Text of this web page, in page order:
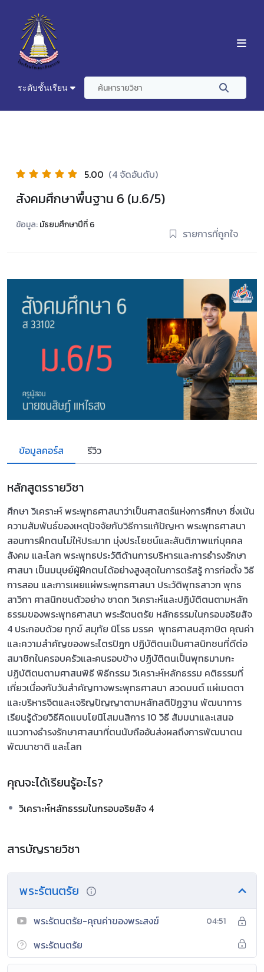
ระดับชั้นเรียน
5.00 (4 จัดอันดับ)
สังคมศึกษาพื้นฐาน 6 (ม.6/5)
ข้อมูล:มัธยมศึกษาปีที่ 6
รายการที่ถูกใจ
ข้อมูลคอร์ส รีวิว
หลักสูตรรายวิชา
ศึกษา วิเคราะห์ พระพุทธศาสนาว่าเป็นศาสตร์แห่งการศึกษา ซึ่งเน้น
ความสัมพันธ์ของเหตุปัจจัยกับวิธีการแก้ปัญหา พระพุทธศาสนา
สอนการฝึกตนไม่ให้ประมาท มุ่งประโยชน์และสันติภาพแก่บุคคล
สังคม และโลก พระพุทธประวัติด้านการบริหารและการธำรงรักษา
ศาสนา เป็นมนุษย์ผู้ฝึกตนได้อย่างสูงสุดในการตรัสรู้ การก่อตั้ง วิธี
การสอน และการเผยแผ่พระพุทธศาสนา ประวัติพุทธสาวก พุทธ
สาวิกา ศาสนิกชนตัวอย่าง ชาดก วิเคราะห์และปฏิบัติตนตามหลัก
ธรรมของพระพุทธศาสนา พระรัตนตรัย หลักธรรมในกรอบอริยสัจ
4 ประกอบด้วย ทุกข์ สมุทัย นิโรธ มรรค พุทธศาสนสุภาษิต คุณค่า
และความสำคัญของพระไตรปิฎก ปฏิบัติตนเป็นศาสนิกชนที่ดีต่อ
สมาชิกในครอบครัวและคนรอบข้าง ปฏิบัติตนเป็นพุทธมามกะ
ปฏิบัติตนตามศาสนพิธี พิธีกรรม วิเคราะห์หลักธรรม คติธรรมที่
เกี่ยวเนื่องกับวันสำคัญทางพระพุทธศาสนา สวดมนต์ แผ่เมตตา
และบริหารจิตและเจริญปัญญาตามหลักสติปัฏฐาน พัฒนาการ
เรียนรู้ด้วยวิธีคิดแบบโยนิโสมนสิการ 10 วิธี สัมมนาและเสนอ
แนวทางธำรงรักษาศาสนาที่ตนนับถืออันส่งผลถึงการพัฒนาตน
พัฒนาชาติ และโลก
คุณจะได้เรียนรู้อะไร?
วิเคราะห์หลักธรรมในกรอบอริยสัจ 4
สารบัญรายวิชา
พระรัตนตรัย
พระรัตนตรัย-คุณค่าของพระสงฆ์ 04:51
พระรัตนตรัย